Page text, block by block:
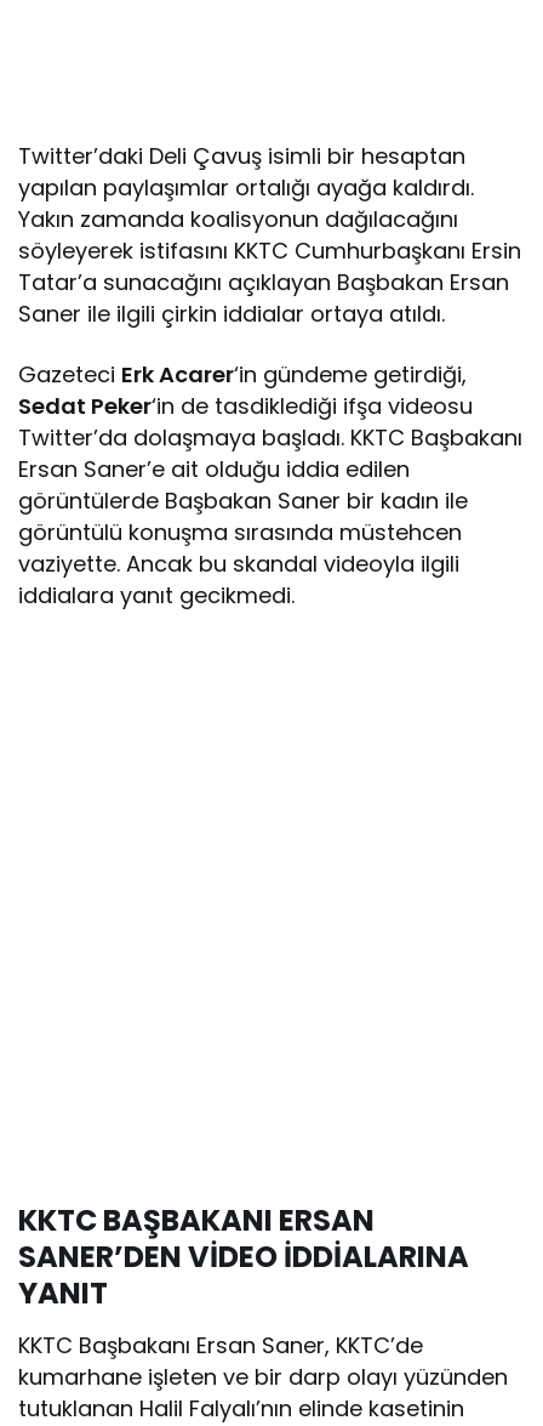
Twitter’daki Deli Çavuş isimli bir hesaptan
yapılan paylaşımlar ortalığı ayağa kaldırdı.
Yakın zamanda koalisyonun dağılacağını
söyleyerek istifasını KKTC Cumhurbaşkanı Ersin
Tatar’a sunacağını açıklayan Başbakan Ersan
Saner ile ilgili çirkin iddialar ortaya atıldı.
Gazeteci Erk Acarer‘in gündeme getirdiği,
Sedat Peker‘in de tasdiklediği ifşa videosu
Twitter’da dolaşmaya başladı. KKTC Başbakanı
Ersan Saner’e ait olduğu iddia edilen
görüntülerde Başbakan Saner bir kadın ile
görüntülü konuşma sırasında müstehcen
vaziyette. Ancak bu skandal videoyla ilgili
iddialara yanıt gecikmedi.
KKTC BAŞBAKANI ERSAN
SANER’DEN VİDEO İDDİALARINA
YANIT
KKTC Başbakanı Ersan Saner, KKTC’de
kumarhane işleten ve bir darp olayı yüzünden
tutuklanan Halil Falyalı’nın elinde kasetinin